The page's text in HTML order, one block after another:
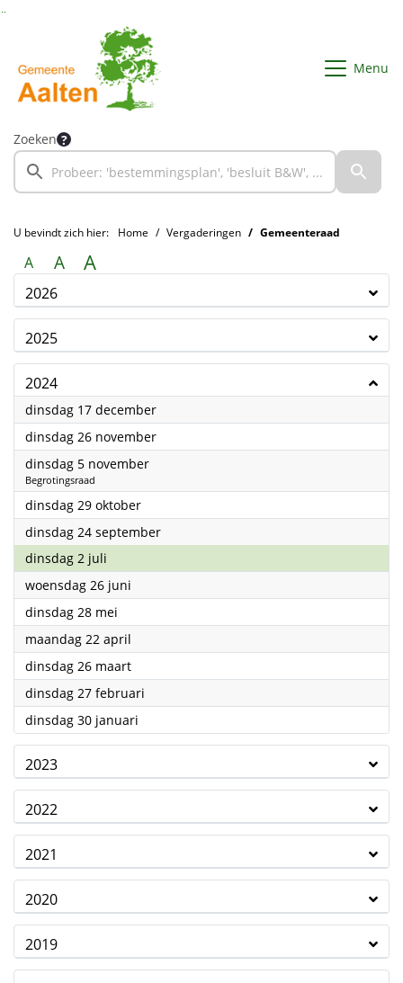
Menu
Zoeken
U bevindt zich hier: Home Vergaderingen Gemeenteraad
A A A
2026
2025
2024
dinsdag 17 december2024
dinsdag 26 november2024
dinsdag 5 november2024
Begrotingsraad
dinsdag 29 oktober2024
dinsdag 24 september2024
dinsdag 2 juli
woensdag 26 juni
dinsdag 28 mei
maandag 22 april
dinsdag 26 maart2024
dinsdag 27 februari
dinsdag 30 januari
2023
2022
2021
2020
2019